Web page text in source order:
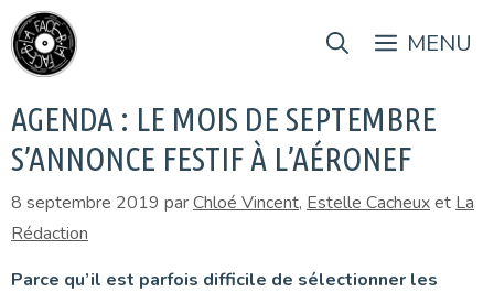
Aller
au
contenu
MENU
AGENDA : LE MOIS DE SEPTEMBRE
S’ANNONCE FESTIF À L’AÉRONEF
8 septembre 2019 parChloé Vincent, Estelle Cacheuxet La
Rédaction
Parce qu’il est parfois difficile de sélectionner les